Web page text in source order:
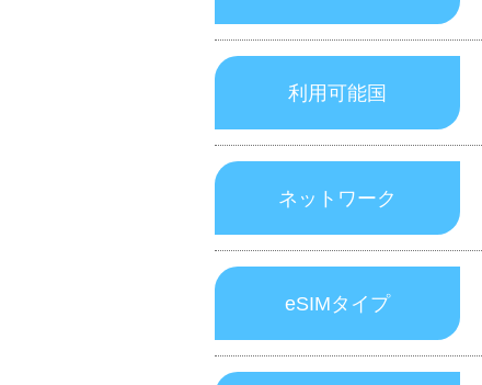
利用可能国
ネットワーク
eSIMタイプ